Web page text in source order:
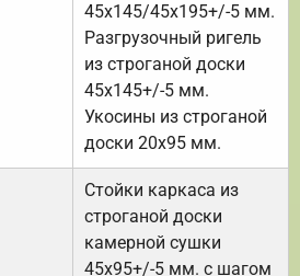
45х145/45х195+/-5 мм.
Разгрузочный ригель
из строганой доски
45х145+/-5 мм.
Укосины из строганой
доски 20х95 мм.
Стойки каркаса из
строганой доски
камерной сушки
45х95+/-5 мм. с шагом